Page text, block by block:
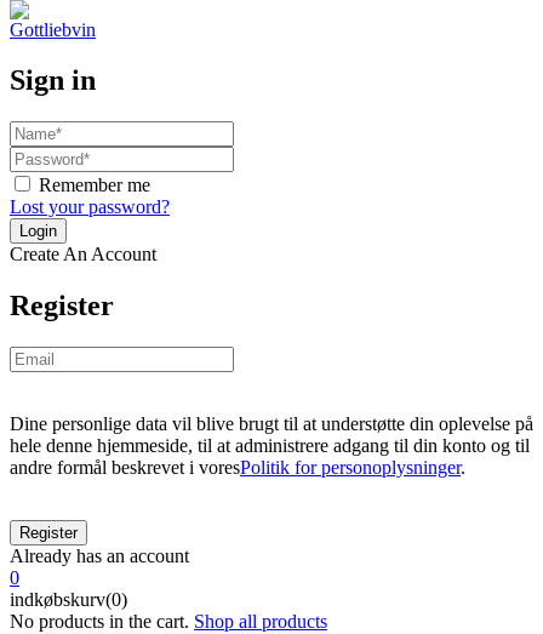
Sign in
Remember me
Lost your password?
Create An Account
Register
Dine personlige data vil blive brugt til at understøtte din oplevelse på
hele denne hjemmeside, til at administrere adgang til din konto og til
andre formål beskrevet i voresPolitik for personoplysninger.
Already has an account
0
indkøbskurv(0)
No products in the cart. Shop all products